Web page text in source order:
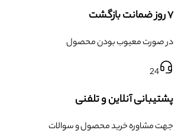
۷ روز ضمانت بازگشت
در صورت معیوب بودن محصول
24
پشتیبانی آنلاین و تلفنی
جهت مشاوره خرید محصول و سوالات